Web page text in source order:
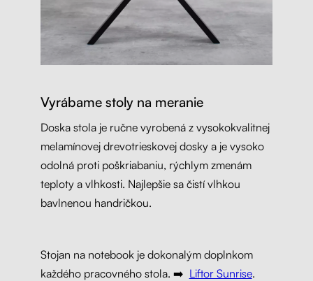
Vyrábame stoly na meranie
Doska stola je ručne vyrobená z vysokokvalitnej
melamínovej drevotrieskovej dosky a je vysoko
odolná proti poškriabaniu, rýchlym zmenám
teploty a vlhkosti. Najlepšie sa čistí vlhkou
bavlnenou handričkou.
Stojan na notebook je dokonalým doplnkom
každého pracovného stola. ➡️ Liftor Sunrise.